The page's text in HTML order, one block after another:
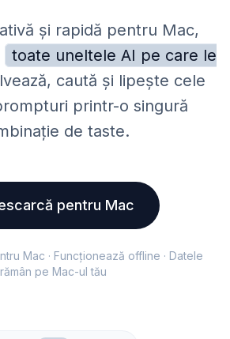
și rapidă pentru Mac,
toate uneltele AI pe care le
caută și lipește cele
printr-o singură
de taste.
pentru Mac
Mac · Funcționează offline · Datele
rămân pe Mac-ul tău